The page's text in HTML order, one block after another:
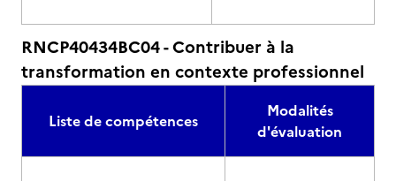
RNCP40434BC04 - Contribuer à la
transformation en contexte professionnel
Liste de compétences
Modalités
d'évaluation